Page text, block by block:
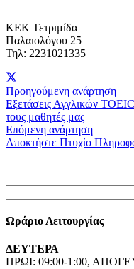
ΚΕΚ Τετριμίδα
Παλαιολόγου 25
Τηλ: 2231021335
Προηγούμενη ανάρτηση
Εξετάσεις Αγγλικών
τους μαθητές μας
Επόμενη ανάρτηση
Αποκτήστε Πτυχίο
Ωράριο Λειτουργίας
ΔΕΥΤΕΡΑ
ΠΡΩΙ: 09:00-1:00,